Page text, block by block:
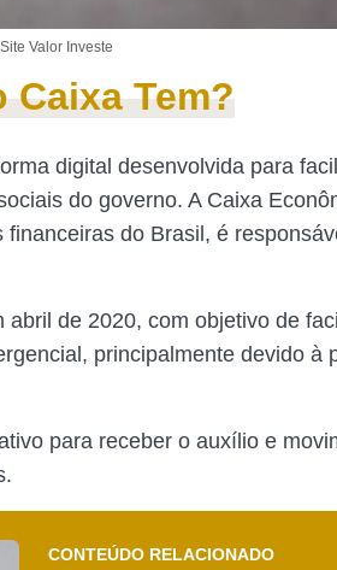
Valor Investe
Caixa Tem?
digital desenvolvida para
do governo. A Caixa
do Brasil, é
de 2020, com objetivo de
principalmente devido à
para receber o auxílio e
CONTEÚDO RELACIONADO